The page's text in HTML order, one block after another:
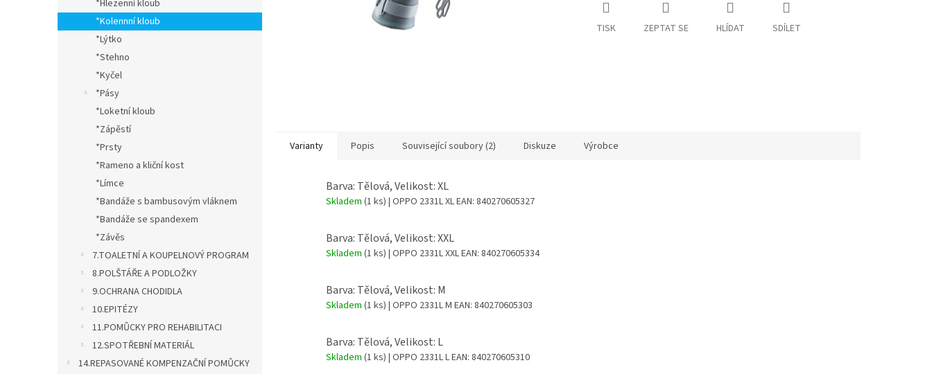
l
*Hlezenní kloub
*Kolennní kloub
*Lýtko
*Stehno
*Kyčel
*Pásy
*Loketní kloub
*Zápěstí
*Prsty
*Rameno a kliční kost
*Límce
*Bandáže s bambusovým vláknem
*Bandáže se spandexem
*Závěs
7.TOALETNÍ A KOUPELNOVÝ PROGRAM
8.POLŠTÁŘE A PODLOŽKY
9.OCHRANA CHODIDLA
10.EPITÉZY
11.POMŮCKY PRO REHABILITACI
12.SPOTŘEBNÍ MATERIÁL
14.REPASOVANÉ KOMPENZAČNÍ POMŮCKY
TISK ZEPTAT SE HLÍDAT SDÍLET
Varianty Popis Související soubory (2) Diskuze Výrobce
Barva: Tělová, Velikost: XL
Skladem (1 ks) | OPPO 2331L XLEAN: 840270605327
Barva: Tělová, Velikost: XXL
Skladem (1 ks) | OPPO 2331L XXLEAN: 840270605334
Barva: Tělová, Velikost: M
Skladem (1 ks) | OPPO 2331L M EAN: 840270605303
Barva: Tělová, Velikost: L
Skladem (1 ks) | OPPO 2331L LEAN: 840270605310